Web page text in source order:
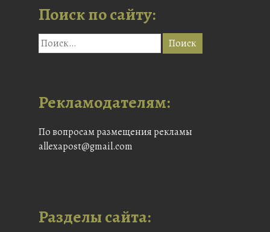
Поиск по сайту:
Рекламодателям:
По вопросам размещения рекламы
allexapost@gmail.com
Разделы сайта: